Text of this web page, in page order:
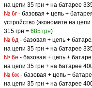
на цепи 35 грн + на батарее
№ 6г - базовая + цепь +
устройство (экономите на
315 грн = 685 грн)
№ 6д - базовая + цепь +
на цепи 35 грн + на батарее
№ 6е - базовая + цепь +
на цепи 35 грн + на батарее
№ 6ж - базовая + цепь +
на цепи 35 грн + на батарее